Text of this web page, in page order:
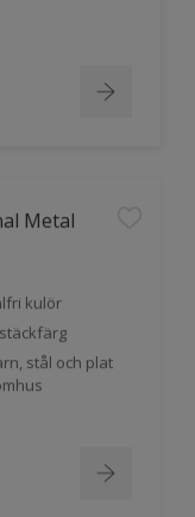
Metal
kulör
stål och plat